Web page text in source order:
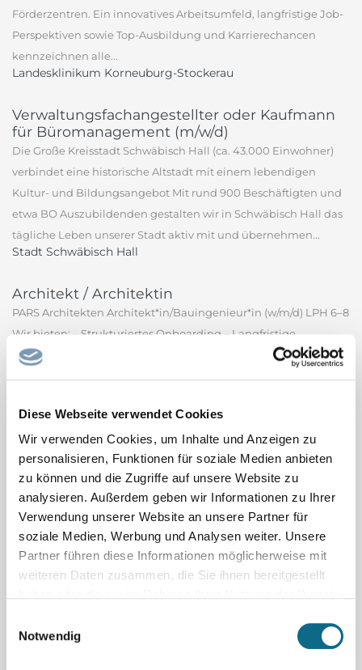
Diese Webseite verwendet Cookies
Wir verwenden Cookies, um Inhalte und Anzeigen zu
personalisieren, Funktionen für soziale Medien anbieten
zu können und die Zugriffe auf unsere Website zu
analysieren. Außerdem geben wir Informationen zu Ihrer
Verwendung unserer Website an unsere Partner für
soziale Medien, Werbung und Analysen weiter. Unsere
Partner führen diese Informationen möglicherweise mit
weiteren Daten zusammen, die Sie ihnen bereitgestellt
Notwendig
Förderzentren. Ein innovatives Arbeitsumfeld, langfristige Job-
Perspektiven sowie Top-Ausbildung und Karrierechancen
kennzeichnen alle...
Landesklinikum Korneuburg-Stockerau
Verwaltungsfachangestellter oder Kaufmann
für Büromanagement (m/w/d)
Die Große Kreisstadt Schwäbisch Hall (ca. 43.000 Einwohner)
verbindet eine historische Altstadt mit einem lebendigen
Kultur- und Bildungsangebot Mit rund 900 Beschäftigten und
etwa BO Auszubildenden gestalten wir in Schwäbisch Hall das
tägliche Leben unserer Stadt aktiv mit und übernehmen...
Stadt Schwäbisch Hall
Architekt / Architektin
PARS Architekten Architekt*in/Bauingenieur*in (w/m/d) LPH 6–8
Wir bieten: – Strukturiertes Onboarding – Langfristige
Perspektive – Stärkung deiner Kompetenzen –
Aufgaben & Perspektiven: – Der Bau...
PARS Architekten GmbH
Spitalfacharzt / Spitalfachärztin Pädiatrie
Oberarzt oder Spitalfacharzt (m/w/d) 60 - 100% (Psychiatrie oder
Pädiatrie) Heilpädagogisch-Psychiatrische Fachstelle (HPF)
Bereich Kinder und Jugend mit Störung der intellektuellen
Entwicklung, Klinik Luzern Per 1. November 2026 oder nach
Vereinbarung Ihre Aufgaben - Ambulante Tätigkeit im...
Co-Chefarzt / Chefärztin mit Option Chefarzt /